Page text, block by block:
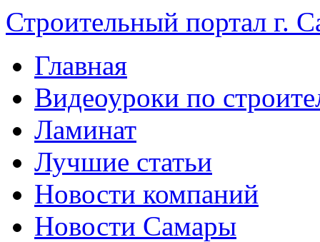
Строительный портал г.
Главная
Видеоуроки по
Ламинат
Лучшие статьи
Новости компаний
Новости Самары